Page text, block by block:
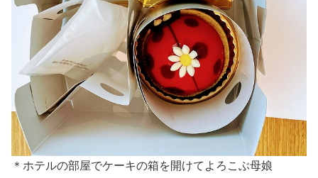
＊ホテルの部屋でケーキの箱を開けてよろこぶ母娘